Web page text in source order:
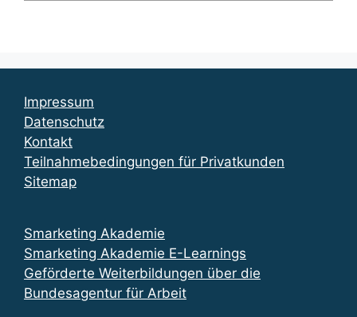
Impressum
Datenschutz
Kontakt
Teilnahmebedingungen für Privatkunden
Sitemap
Smarketing Akademie
Smarketing Akademie E-Learnings
Geförderte Weiterbildungen über die
Bundesagentur für Arbeit